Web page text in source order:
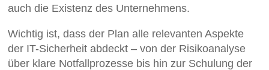
auch die Existenz des Unternehmens.
Wichtig ist, dass der Plan alle relevanten Aspekte
der IT-Sicherheit abdeckt – von der Risikoanalyse
über klare Notfallprozesse bis hin zur Schulung der